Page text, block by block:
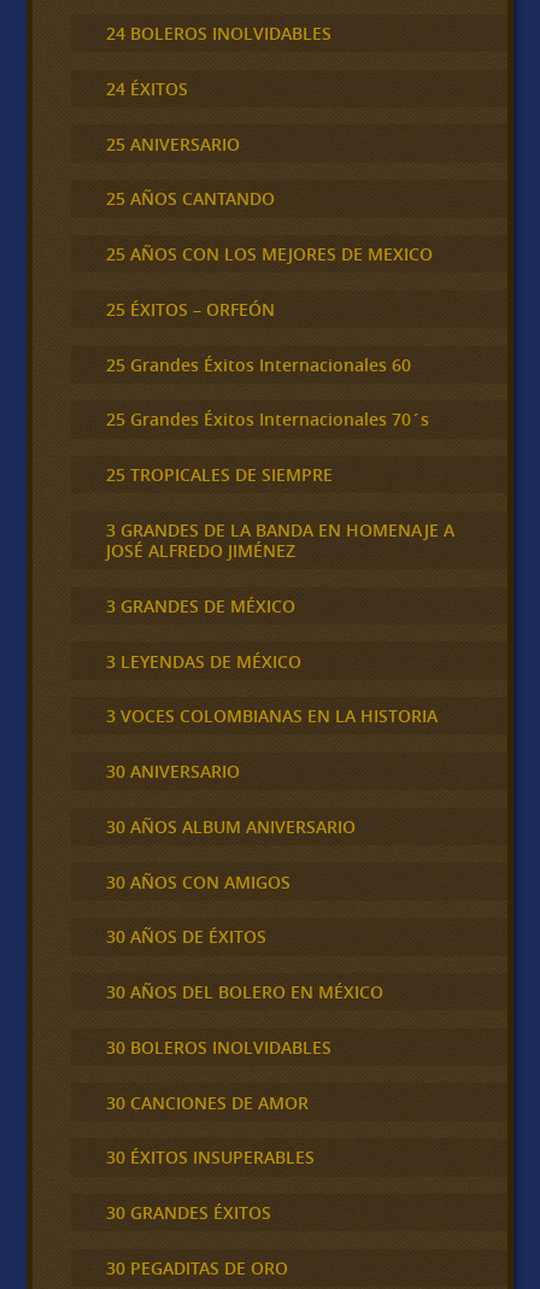
24 BOLEROS INOLVIDABLES
24 ÉXITOS
25 ANIVERSARIO
25 AÑOS CANTANDO
25 AÑOS CON LOS MEJORES DE MEXICO
25 ÉXITOS – ORFEÓN
25 Grandes Éxitos Internacionales 60
25 Grandes Éxitos Internacionales 70´s
25 TROPICALES DE SIEMPRE
3 GRANDES DE LA BANDA EN HOMENAJE A
JOSÉ ALFREDO JIMÉNEZ
3 GRANDES DE MÉXICO
3 LEYENDAS DE MÉXICO
3 VOCES COLOMBIANAS EN LA HISTORIA
30 ANIVERSARIO
30 AÑOS ALBUM ANIVERSARIO
30 AÑOS CON AMIGOS
30 AÑOS DE ÉXITOS
30 AÑOS DEL BOLERO EN MÉXICO
30 BOLEROS INOLVIDABLES
30 CANCIONES DE AMOR
30 ÉXITOS INSUPERABLES
30 GRANDES ÉXITOS
30 PEGADITAS DE ORO